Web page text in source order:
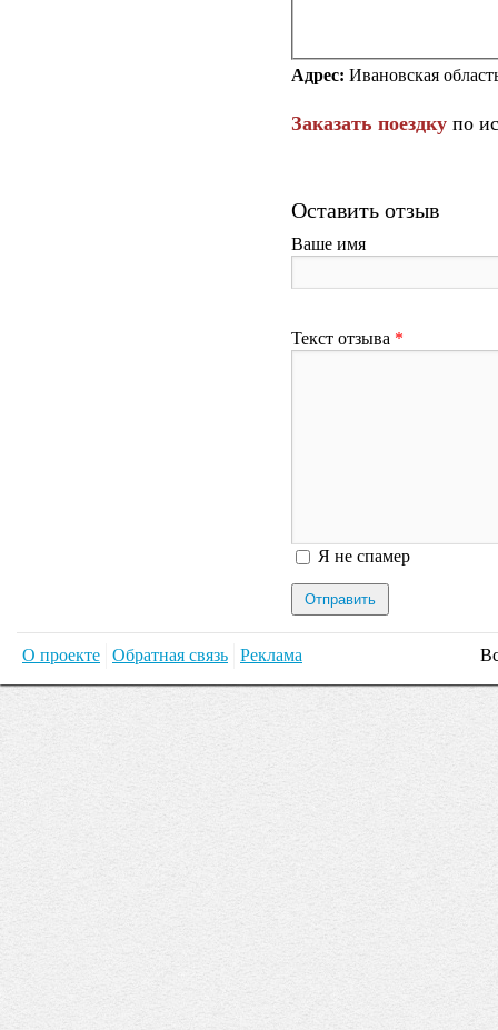
Адрес: Ивановская
Заказать поездку по
Оставить отзыв
Ваше имя
Текст отзыва *
Я спамер
Я не спамер
О проекте Обратная связь Реклама